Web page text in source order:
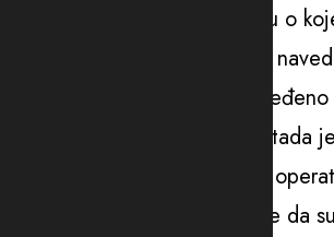
marta dao je iskaz o događaju o
napustio tužilačke prostorije”,
Nakon saslušanja, V.K. je
Iz Policije su podsjetili da je tada
učesnika i uhapšeni A.M.(33)
kriminalne grupe, zbog sumnje